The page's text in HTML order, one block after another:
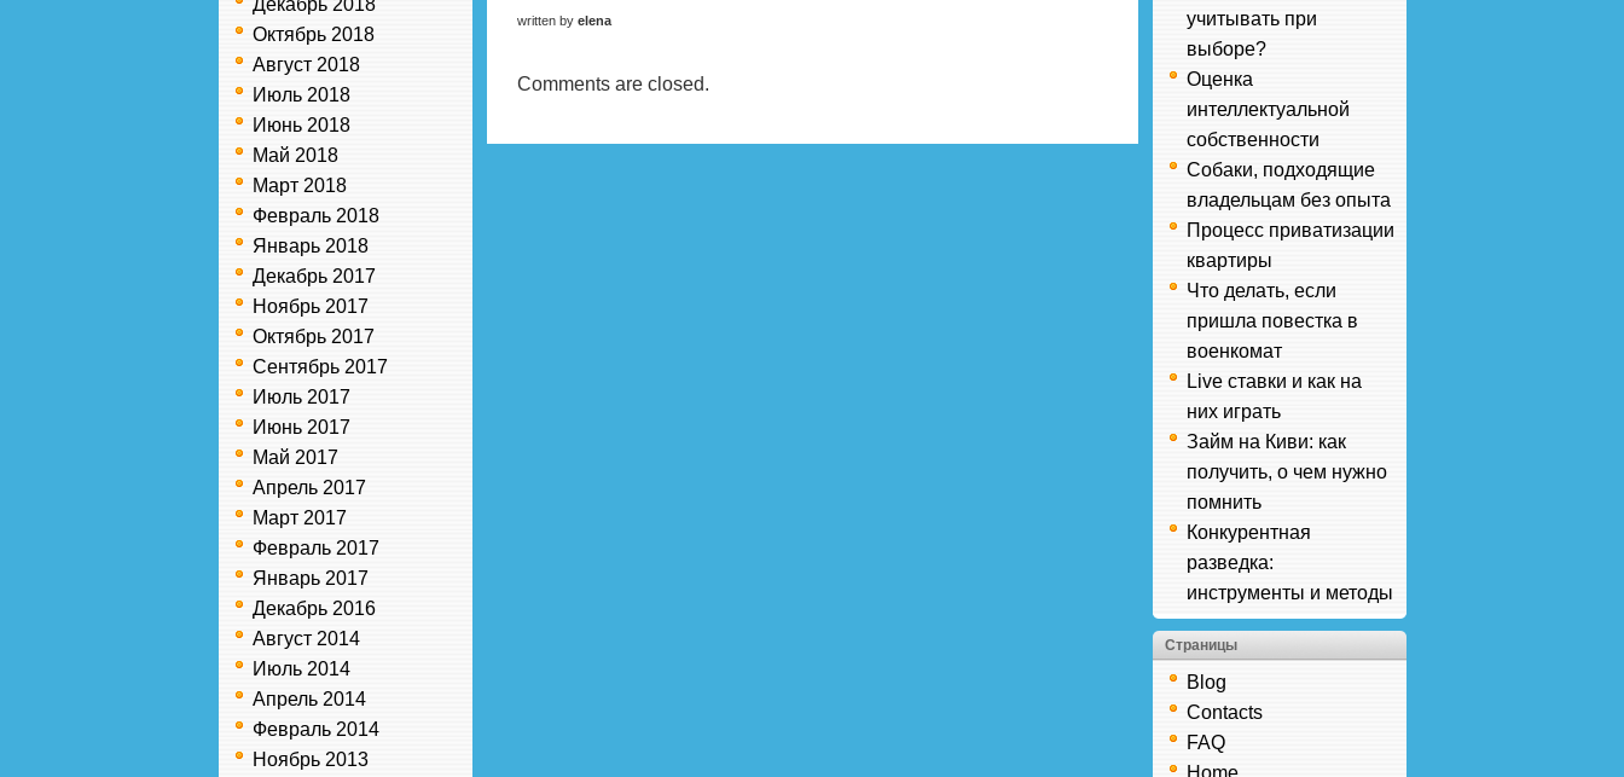
Декабрь 2018
Октябрь 2018
Август 2018
Июль 2018
Июнь 2018
Май 2018
Март 2018
Февраль 2018
Январь 2018
Декабрь 2017
Ноябрь 2017
Октябрь 2017
Сентябрь 2017
Июль 2017
Июнь 2017
Май 2017
Апрель 2017
Март 2017
Февраль 2017
Январь 2017
Декабрь 2016
Август 2014
Июль 2014
Апрель 2014
Февраль 2014
Ноябрь 2013
written by elena
Comments are closed.
учитывать при
выборе?
Оценка
интеллектуальной
собственности
Собаки, подходящие
владельцам без опыта
Процесс приватизации
квартиры
Что делать, если
пришла повестка в
военкомат
Live ставки и как на
них играть
Займ на Киви: как
получить, о чем нужно
помнить
Конкурентная
разведка:
инструменты и методы
Страницы
Blog
Contacts
FAQ
Home